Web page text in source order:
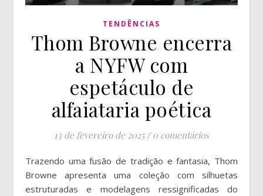
TENDÊNCIAS
Thom Browne encerra
a NYFW com
espetáculo de
alfaiataria poética
13 de fevereiro de 2025 / 0 comentários
Trazendo uma fusão de tradição e fantasia, Thom
Browne apresenta uma coleção com silhuetas
estruturadas e modelagens ressignificadas do